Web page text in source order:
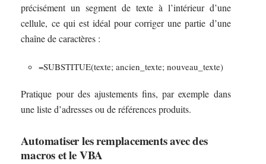
précisément un segment de texte à l’intérieur d’une
cellule, ce qui est idéal pour corriger une partie d’une
chaîne de caractères :
=SUBSTITUE(texte; ancien_texte; nouveau_texte)
Pratique pour des ajustements fins, par exemple dans
une liste d’adresses ou de références produits.
Automatiser les remplacements avec des
macros et le VBA